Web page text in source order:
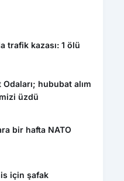
trafik kazası: 1 ölü
hububat alım
üzdü
bir hafta NATO
için şafak